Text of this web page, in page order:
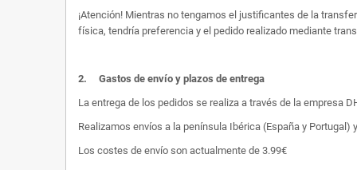
¡Atención! Mientras no tengamos el justificantes de la
física, tendría preferencia y el pedido realizado mediante
2. Gastos de envío y plazos de entrega
La entrega de los pedidos se realiza a través de la empresa
Realizamos envíos a la península Ibérica (España y Portugal)
Los costes de envío son actualmente de 3.99€